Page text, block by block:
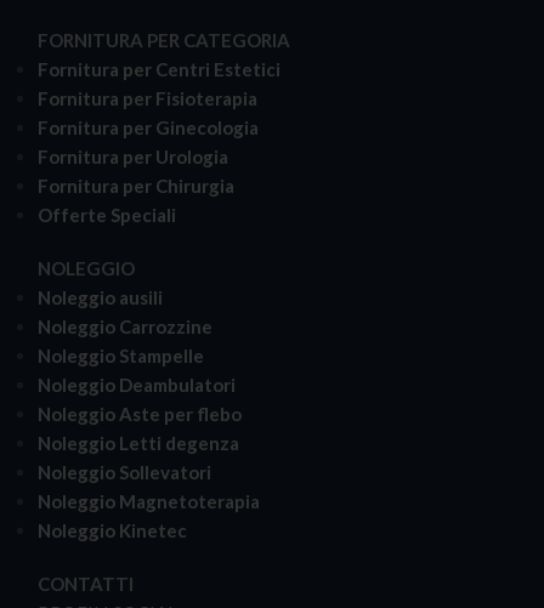
FORNITURA PER CATEGORIA
Fornitura per Centri Estetici
Fornitura per Fisioterapia
Fornitura per Ginecologia
Fornitura per Urologia
Fornitura per Chirurgia
Offerte Speciali
NOLEGGIO
Noleggio ausili
Noleggio Carrozzine
Noleggio Stampelle
Noleggio Deambulatori
Noleggio Aste per flebo
Noleggio Letti degenza
Noleggio Sollevatori
Noleggio Magnetoterapia
Noleggio Kinetec
CONTATTI